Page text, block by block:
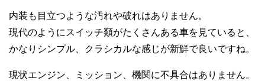
内装も目立つような汚れや破れはありません。
現代のようにスイッチ類がたくさんある車を見ていると、
かなりシンプル、クラシカルな感じが新鮮で良いですね。
現状エンジン、ミッション、機関に不具合はありません。